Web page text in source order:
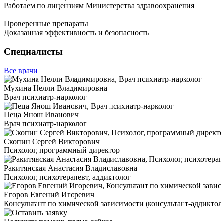
Работаем по лицензиям Министерства здравоохранения
Проверенные препараты
Доказанная эффективность и безопасность
Специалисты
Все врачи
Мухина Нелли Владимировна
Врач психиатр-нарколог
Пеца Янош Иванович
Врач психиатр-нарколог
Скопин Сергей Викторович
Психолог, программный директор
Ракитянская Анастасия Владиславовна
Психолог, психотерапевт, аддиктолог
Егоров Евгений Игоревич
Консультант по химической зависимости (консультант-